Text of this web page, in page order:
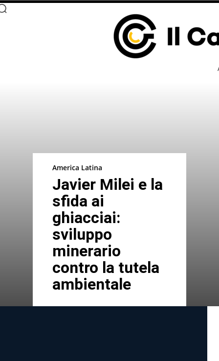
America Latina
Javier Milei e la
sfida ai
ghiacciai:
sviluppo
minerario
contro la tutela
ambientale